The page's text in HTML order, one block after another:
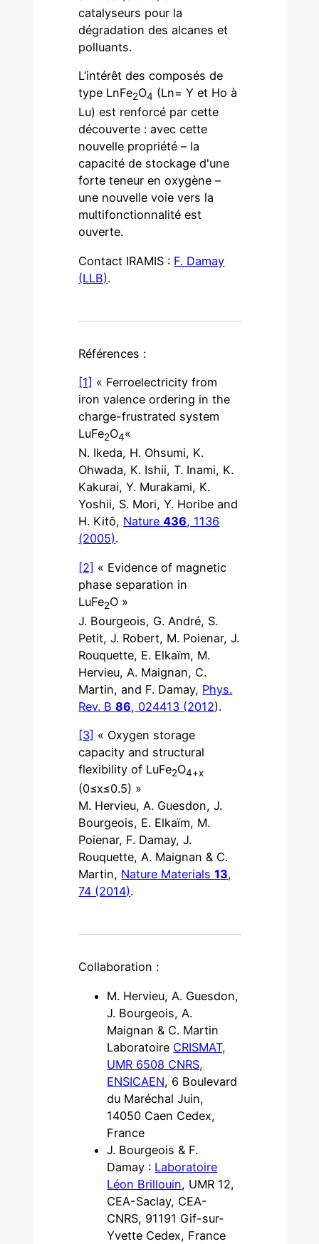
catalyseurs pour la
dégradation des alcanes et
polluants.
L’intérêt des composés de
type LnFe2O4 (Ln= Y et Ho à
Lu) est renforcé par cette
découverte : avec cette
nouvelle propriété – la
capacité de stockage d'une
forte teneur en oxygène –
une nouvelle voie vers la
multifonctionnalité est
ouverte.
Contact IRAMIS : F. Damay
(LLB).
Références :
[1] « Ferroelectricity from
iron valence ordering in the
charge-frustrated system
LuFe2O4«
N. Ikeda, H. Ohsumi, K.
Ohwada, K. Ishii, T. Inami, K.
Kakurai, Y. Murakami, K.
Yoshii, S. Mori, Y. Horibe and
H. Kitô, Nature436, 1136
(2005).
[2] « Evidence of magnetic
phase separation in
LuFe2O »
J. Bourgeois, G. André, S.
Petit, J. Robert, M. Poienar, J.
Rouquette, E. Elkaïm, M.
Hervieu, A. Maignan, C.
Martin, and F. Damay, Phys.
Rev. B86, 024413 (2012).
[3] « Oxygen storage
capacity and structural
flexibility of LuFe2O4+x
(0≤x≤0.5) »
M. Hervieu, A. Guesdon, J.
Bourgeois, E. Elkaïm, M.
Poienar, F. Damay, J.
Rouquette, A. Maignan & C.
Martin, Nature Materials13,
74 (2014).
Collaboration :
M. Hervieu, A. Guesdon,
J. Bourgeois, A.
Maignan & C. Martin
Laboratoire CRISMAT,
UMR 6508 CNRS,
ENSICAEN, 6 Boulevard
du Maréchal Juin,
14050 Caen Cedex,
France
J. Bourgeois & F.
Damay : Laboratoire
Léon Brillouin, UMR 12,
CEA-Saclay, CEA-
CNRS, 91191 Gif-sur-
Yvette Cedex, France